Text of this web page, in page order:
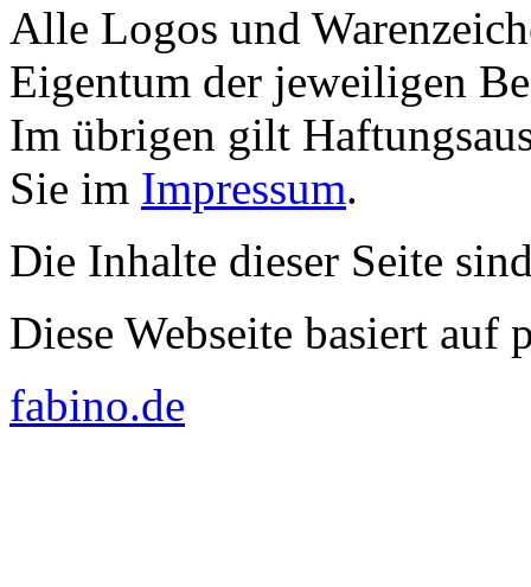
Alle Logos und
Eigentum der jeweiligen
Im übrigen gilt
Sie im Impressum.
Die Inhalte dieser Seite
Diese Webseite basiert auf
fabino.de